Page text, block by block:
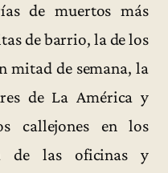
de muertos más
de barrio, la de los
mitad de semana, la
de La América y
callejones en los
de las oficinas y